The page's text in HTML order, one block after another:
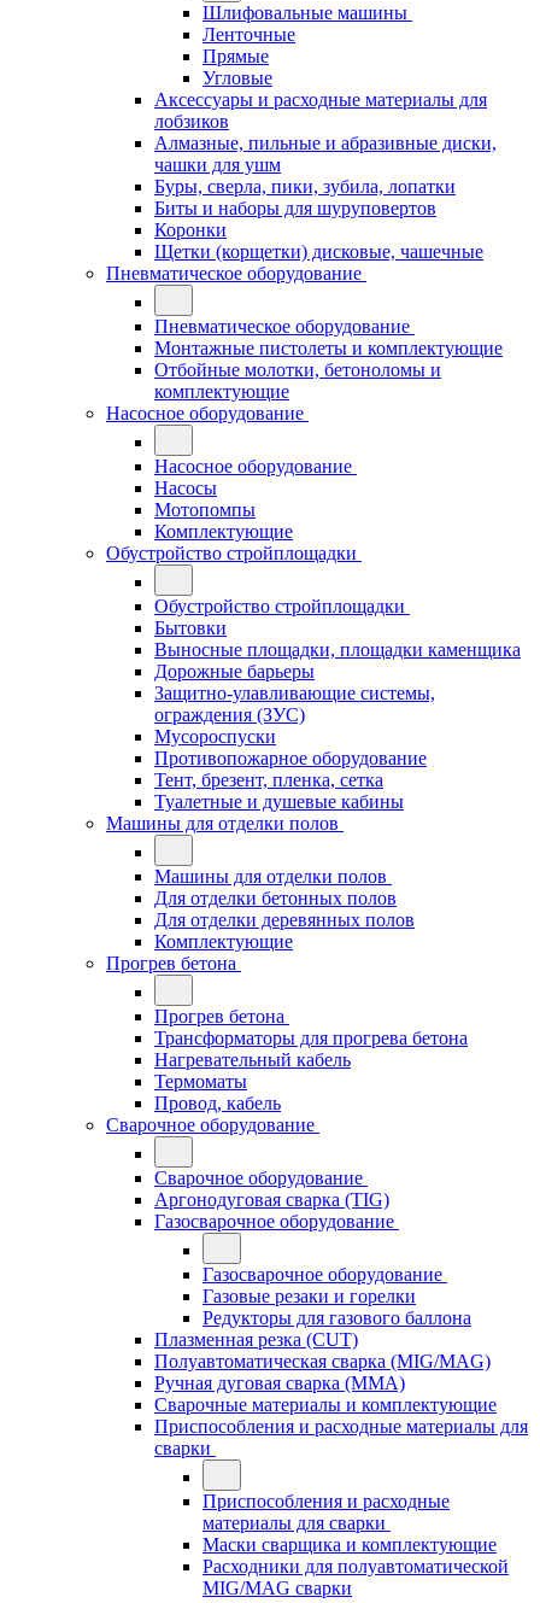
Шлифовальные машины
Ленточные
Прямые
Угловые
Аксессуары и расходные материалы для
лобзиков
Алмазные, пильные и абразивные диски,
чашки для ушм
Буры, сверла, пики, зубила, лопатки
Биты и наборы для шуруповертов
Коронки
Щетки (корщетки) дисковые, чашечные
Пневматическое оборудование
Пневматическое оборудование
Монтажные пистолеты и комплектующие
Отбойные молотки, бетоноломы и
комплектующие
Насосное оборудование
Насосное оборудование
Насосы
Мотопомпы
Комплектующие
Обустройство стройплощадки
Обустройство стройплощадки
Бытовки
Выносные площадки, площадки каменщика
Дорожные барьеры
Защитно-улавливающие системы,
ограждения (ЗУС)
Мусороспуски
Противопожарное оборудование
Тент, брезент, пленка, сетка
Туалетные и душевые кабины
Машины для отделки полов
Машины для отделки полов
Для отделки бетонных полов
Для отделки деревянных полов
Комплектующие
Прогрев бетона
Прогрев бетона
Трансформаторы для прогрева бетона
Нагревательный кабель
Термоматы
Провод, кабель
Сварочное оборудование
Сварочное оборудование
Аргонодуговая сварка (TIG)
Газосварочное оборудование
Газосварочное оборудование
Газовые резаки и горелки
Редукторы для газового баллона
Плазменная резка (CUT)
Полуавтоматическая сварка (MIG/MAG)
Ручная дуговая сварка (MMA)
Сварочные материалы и комплектующие
Приспособления и расходные материалы для
сварки
Приспособления и расходные
материалы для сварки
Маски сварщика и комплектующие
Расходники для полуавтоматической
MIG/MAG сварки